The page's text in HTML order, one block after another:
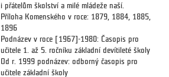
i přátelům školství a milé mládeže naší.
Příloha Komenského v roce: 1879, 1884, 1885,
1896
Podnázev v roce [1967]-1980: Časopis pro
učitele 1. až 5. ročníku základní devítileté školy
Od r. 1999 podnázev: odborný časopis pro
učitele základní školy